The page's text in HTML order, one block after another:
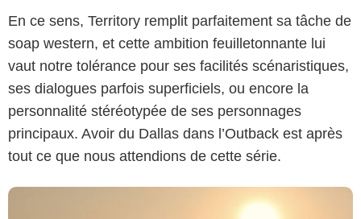
En ce sens, Territory remplit parfaitement sa tâche de
soap western, et cette ambition feuilletonnante lui
vaut notre tolérance pour ses facilités scénaristiques,
ses dialogues parfois superficiels, ou encore la
personnalité stéréotypée de ses personnages
principaux. Avoir du Dallas dans l’Outback est après
tout ce que nous attendions de cette série.